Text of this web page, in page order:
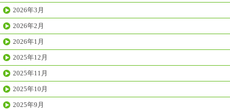
2026年3月
2026年2月
2026年1月
2025年12月
2025年11月
2025年10月
2025年9月